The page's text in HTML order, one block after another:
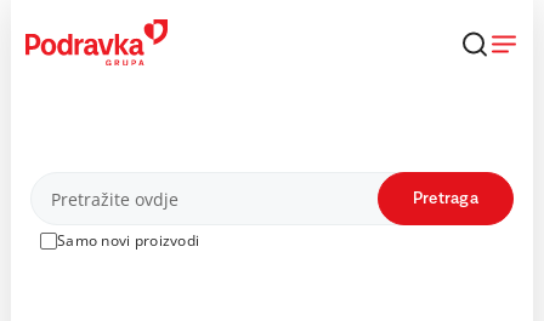
content
Proizvodi
Samo novi proizvodi
Pretraga